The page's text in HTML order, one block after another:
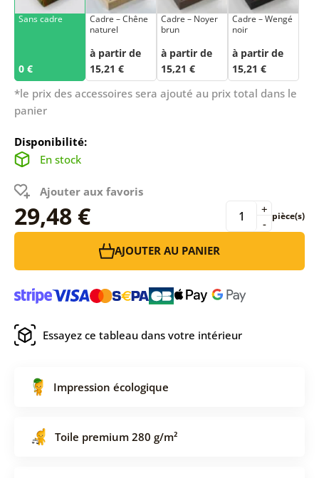
Sans cadre
0 €
Cadre – Chêne
naturel
à partir de
15,21 €
Cadre – Noyer
brun
à partir de
15,21 €
Cadre – Wengé
noir
à partir de
15,21 €
*le prix des accessoires sera ajouté au prix total dans le
panier
Disponibilité:
En stock
Ajouter aux favoris
29,48 € -
+ pièce(s)
AJOUTER AU PANIER
Essayez ce tableau dans votre intérieur
Impression écologique
Toile premium 280 g/m²